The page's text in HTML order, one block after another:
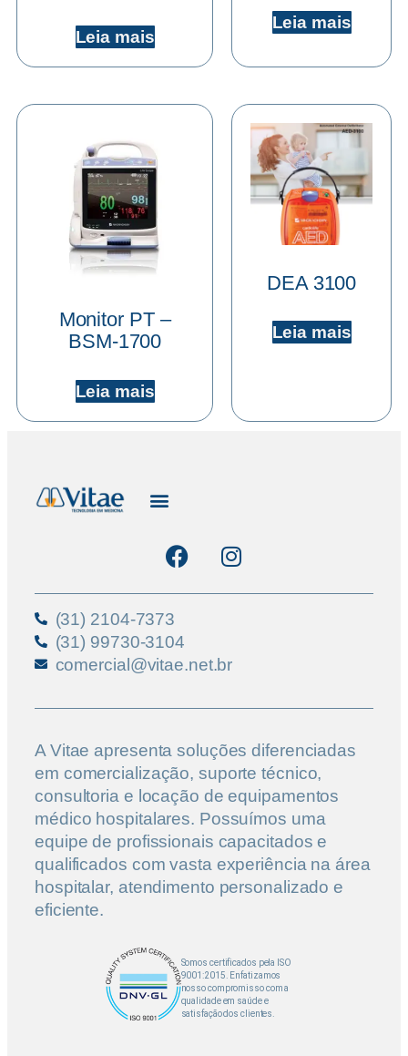
Leia mais
Leia mais
Monitor PT –
BSM-1700
Leia mais
DEA 3100
Leia mais
(31) 2104-7373
(31) 99730-3104
comercial@vitae.net.br
A Vitae apresenta soluções diferenciadas
em comercialização, suporte técnico,
consultoria e locação de equipamentos
médico hospitalares. Possuímos uma
equipe de profissionais capacitados e
qualificados com vasta experiência na área
hospitalar, atendimento personalizado e
eficiente.
Somos certificados pela ISO
9001:2015. Enfatizamos
nosso compromisso com a
qualidade em saúde e
satisfação dos clientes.